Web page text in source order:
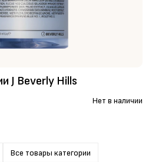
J Beverly Hills
Все товары категории
Нет в наличии